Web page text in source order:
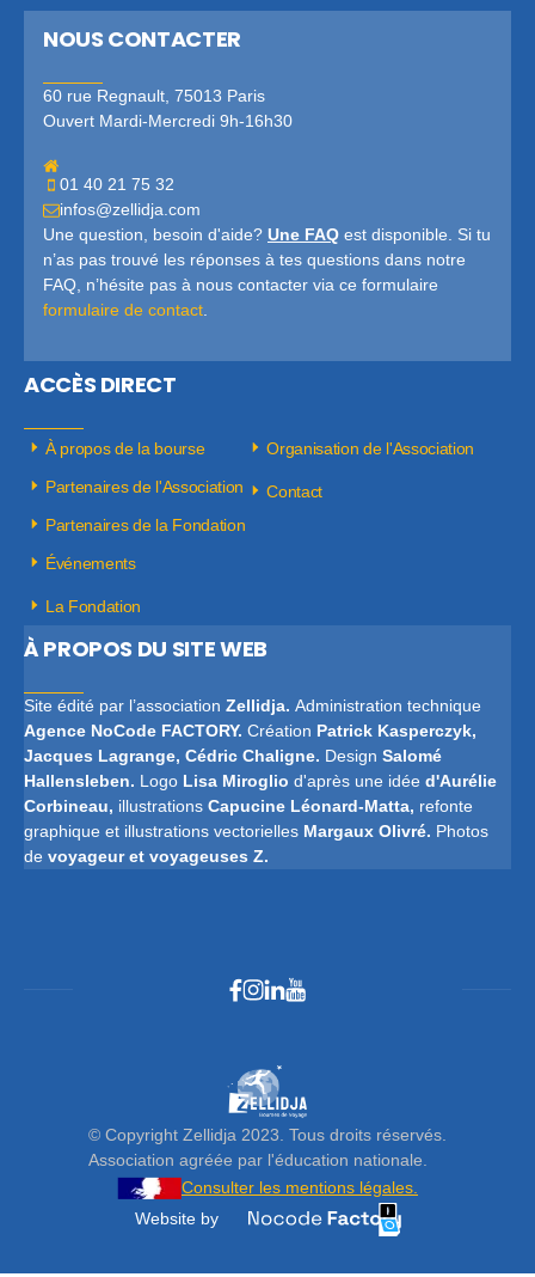
NOUS CONTACTER
60 rue Regnault, 75013 Paris
Ouvert Mardi-Mercredi 9h-16h30
01 40 21 75 32
infos@zellidja.com
Une question, besoin d'aide? Une FAQ est disponible. Si tu
n’as pas trouvé les réponses à tes questions dans notre
FAQ, n’hésite pas à nous contacter via ce formulaire
formulaire de contact
ACCÈS DIRECT
À propos de la bourse
Partenaires de l'Association
Partenaires de la Fondation
Événements
La Fondation
Organisation de l'Association
Contact
À PROPOS DU SITE WEB
Site édité par l’association Zellidja. Administration technique
Agence NoCode FACTORY. Création Patrick Kasperczyk,
Jacques Lagrange, Cédric Chaligne. Design Salomé
Hallensleben. Logo Lisa Miroglio d'après une idée d'Aurélie
Corbineau, illustrations Capucine Léonard-Matta, refonte
graphique et illustrations vectorielles Margaux Olivré. Photos
de voyageur et voyageuses Z.
© Copyright Zellidja 2023. Tous droits réservés.
Association agréée par l'éducation nationale.
Consulter les mentions légales.
Website by